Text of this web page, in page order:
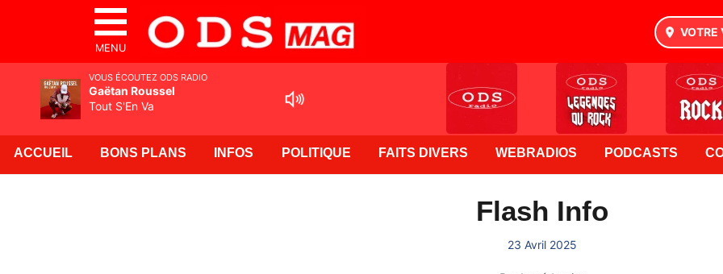
MENU
VOTRE
ACCUEIL BONS PLANS INFOS POLITIQUE FAITS DIVERS WEBRADIOS PODCASTS
Flash Info
23 Avril 2025
VOUS ÉCOUTEZ ODS RADIO
Gaëtan Roussel
Tout S'En Va